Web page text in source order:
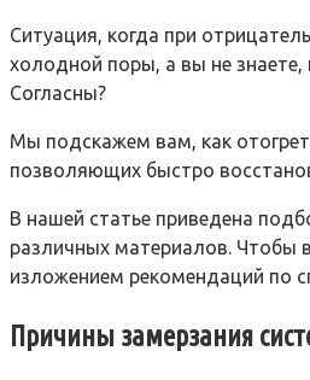
Ситуация, когда при
холодной поры, а вы не
Согласны?
Мы подскажем вам, как
позволяющих быстро
В нашей статье приведена
различных материалов. Чтобы
изложением рекомендаций по
Причины замерзания